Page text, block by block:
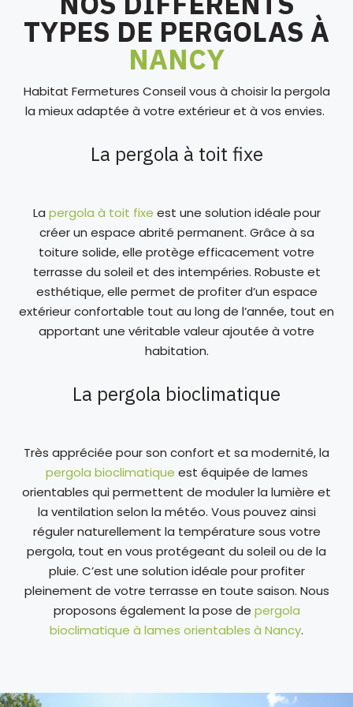
TYPES DE PERGOLAS À
NANCY
Habitat Fermetures Conseil vous à choisir la pergola
la mieux adaptée à votre extérieur et à vos envies.
La pergola à toit fixe
La pergola à toit fixe est une solution idéale pour
créer un espace abrité permanent. Grâce à sa
toiture solide, elle protège efficacement votre
terrasse du soleil et des intempéries. Robuste et
esthétique, elle permet de profiter d’un espace
extérieur confortable tout au long de l’année, tout en
apportant une véritable valeur ajoutée à votre
habitation.
La pergola bioclimatique
Très appréciée pour son confort et sa modernité, la
pergola bioclimatique est équipée de lames
orientables qui permettent de moduler la lumière et
la ventilation selon la météo. Vous pouvez ainsi
réguler naturellement la température sous votre
pergola, tout en vous protégeant du soleil ou de la
pluie. C’est une solution idéale pour profiter
pleinement de votre terrasse en toute saison. Nous
proposons également la pose de pergola
bioclimatique à lames orientables à Nancy.